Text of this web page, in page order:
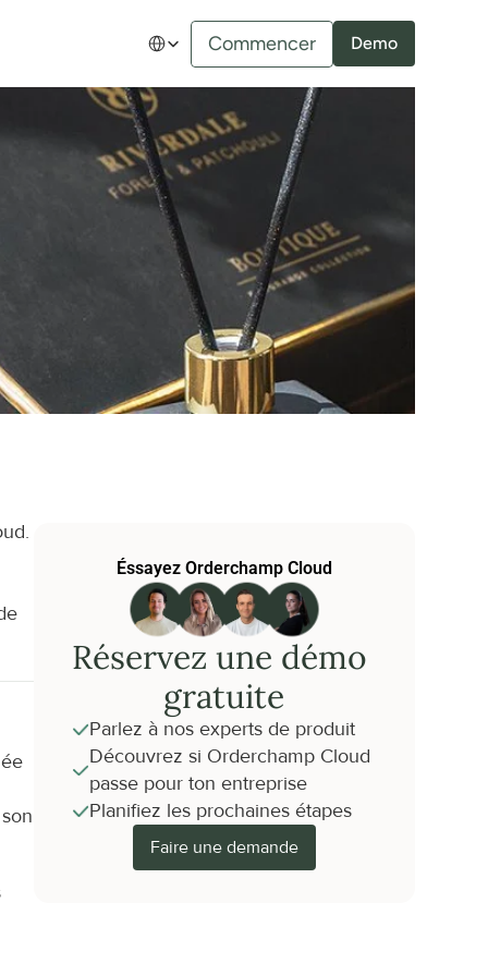
Select Language
Commencer Demo
Éssayez Orderchamp Cloud
Réservez une démo
gratuite
Parlez à nos experts de produit
Découvrez si Orderchamp Cloud
passe pour ton entreprise
Planifiez les prochaines étapes
Faire une demande